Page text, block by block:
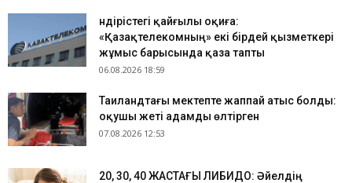
Өндірістегі қайғылы оқиға:
«Қазақтелекомның» екі бірдей қызметкері
жұмыс барысында қаза тапты
06.08.2026 18:59
Таиландтағы мектепте жаппай атыс болды:
оқушы жеті адамды өлтірген
07.08.2026 12:53
​20, 30, 40 ЖАСТАҒЫ ЛИБИДО: Әйелдің